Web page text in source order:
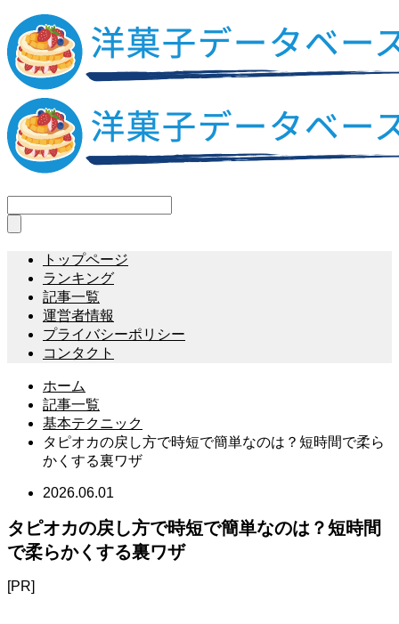
トップページ
ランキング
記事一覧
運営者情報
プライバシーポリシー
コンタクト
ホーム
記事一覧
基本テクニック
タピオカの戻し方で時短で簡単なのは？短時間で柔ら
かくする裏ワザ
2026.06.01
タピオカの戻し方で時短で簡単なのは？短時間
で柔らかくする裏ワザ
[PR]